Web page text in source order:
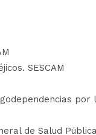
SESCAM
por
de Salud